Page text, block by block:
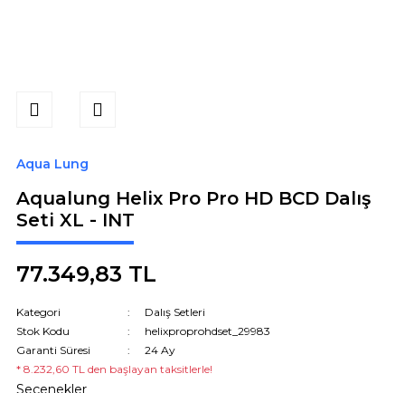
Aqua Lung
Aqualung Helix Pro Pro HD BCD Dalış
Seti XL - INT
77.349,83 TL
Kategori
Dalış Setleri
Stok Kodu
helixproprohdset_29983
Garanti Süresi
24 Ay
* 8.232,60 TL den başlayan taksitlerle!
Seçenekler